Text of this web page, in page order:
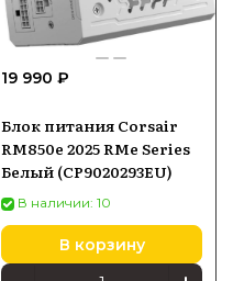
19 990 ₽
Блок питания Corsair
RM850e 2025 RMe Series
Белый (CP9020293EU)
В наличии: 10
В корзину